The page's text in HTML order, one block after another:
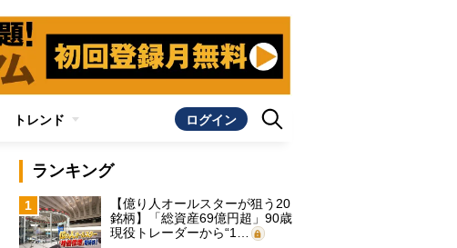
トレンド ログイン
ランキング
1
【億り人オールスターが狙う20
銘柄】「総資産69億円超」90歳
現役トレーダーから“1…